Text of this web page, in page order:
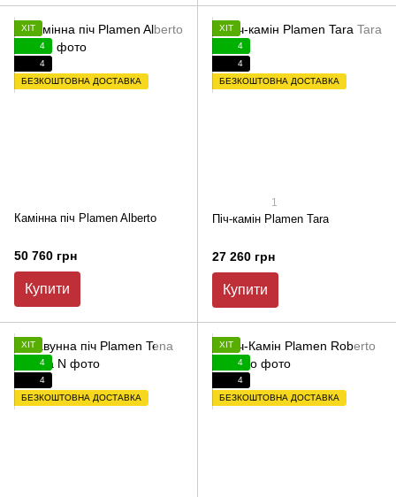
ХІТ
4
4
БЕЗКОШТОВНА ДОСТАВКА
Камінна піч Plamen Alberto
50 760 грн
Купити
ХІТ
4
4
БЕЗКОШТОВНА ДОСТАВКА
1
Піч-камін Plamen Tara
27 260 грн
Купити
ХІТ
4
4
БЕЗКОШТОВНА ДОСТАВКА
ХІТ
4
4
БЕЗКОШТОВНА ДОСТАВКА